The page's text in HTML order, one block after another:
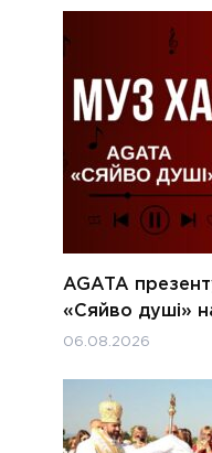
AGATA
«Сяйво душі»
06.08.2026